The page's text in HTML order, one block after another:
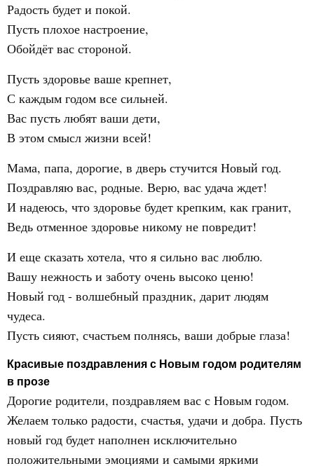
Радость будет и покой.
Пусть плохое настроение,
Обойдёт вас стороной.
Пусть здоровье ваше крепнет,
С каждым годом все сильней.
Вас пусть любят ваши дети,
В этом смысл жизни всей!
Мама, папа, дорогие, в дверь стучится Новый год.
Поздравляю вас, родные. Верю, вас удача ждет!
И надеюсь, что здоровье будет крепким, как гранит,
Ведь отменное здоровье никому не повредит!
И еще сказать хотела, что я сильно вас люблю.
Вашу нежность и заботу очень высоко ценю!
Новый год - волшебный праздник, дарит людям
чудеса.
Пусть сияют, счастьем полнясь, ваши добрые глаза!
Красивые поздравления с Новым годом родителям
в прозе
Дорогие родители, поздравляем вас с Новым годом.
Желаем только радости, счастья, удачи и добра. Пусть
новый год будет наполнен исключительно
положительными эмоциями и самыми яркими